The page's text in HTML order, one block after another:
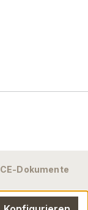
CE-Dokumente